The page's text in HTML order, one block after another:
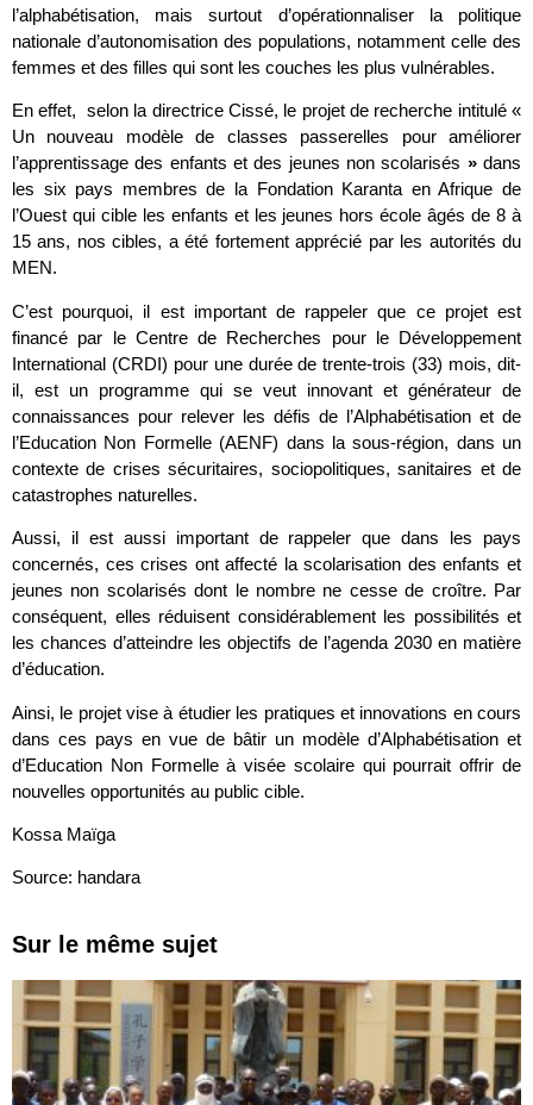
l’alphabétisation, mais surtout d’opérationnaliser la politique
nationale d’autonomisation des populations, notamment celle des
femmes et des filles qui sont les couches les plus vulnérables.
En effet, selon la directrice Cissé, le projet de recherche intitulé «
Un nouveau modèle de classes passerelles pour améliorer
l’apprentissage des enfants et des jeunes non scolarisés »dans
les six pays membres de la Fondation Karanta en Afrique de
l’Ouest qui cible les enfants et les jeunes hors école âgés de 8 à
15 ans, nos cibles, a été fortement apprécié par les autorités du
MEN.
C’est pourquoi, il est important de rappeler que ce projet est
financé par le Centre de Recherches pour le Développement
International (CRDI) pour une durée de trente-trois (33) mois, dit-
il, est un programme qui se veut innovant et générateur de
connaissances pour relever les défis de l’Alphabétisation et de
l’Education Non Formelle (AENF) dans la sous-région, dans un
contexte de crises sécuritaires, sociopolitiques, sanitaires et de
catastrophes naturelles.
Aussi, il est aussi important de rappeler que dans les pays
concernés, ces crises ont affecté la scolarisation des enfants et
jeunes non scolarisés dont le nombre ne cesse de croître. Par
conséquent, elles réduisent considérablement les possibilités et
les chances d’atteindre les objectifs de l’agenda 2030 en matière
d’éducation.
Ainsi, le projet vise à étudier les pratiques et innovations en cours
dans ces pays en vue de bâtir un modèle d’Alphabétisation et
d’Education Non Formelle à visée scolaire qui pourrait offrir de
nouvelles opportunités au public cible.
Kossa Maïga
Source: handara
Sur le même sujet